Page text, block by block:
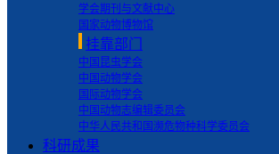
学会期刊与文献中心
国家动物博物馆
挂靠部门
中国昆虫学会
中国动物学会
国际动物学会
中国动物志编辑委员会
中华人民共和国濒危物种科学委员会
科研成果